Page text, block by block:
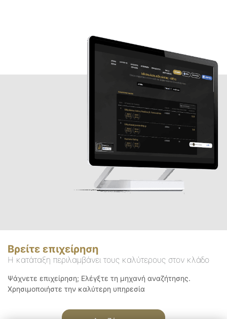
Βρείτε επιχείρηση
Η κατάταξη περιλαμβάνει τους καλύτερους στον κλάδο
Ψάχνετε επιχείρηση; Ελέγξτε τη μηχανή αναζήτησης.
Χρησιμοποιήστε την καλύτερη υπηρεσία